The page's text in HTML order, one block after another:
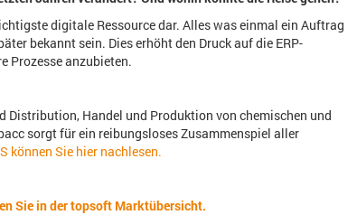
digitale Ressource dar. Alles was einmal ein Auftrag
bekannt sein. Dies erhöht den Druck auf die ERP-
Prozesse anzubieten.
Distribution, Handel und Produktion von chemischen und
sorgt für ein reibungsloses Zusammenspiel aller
können Sie hier nachlesen.
Sie in der topsoft Marktübersicht.